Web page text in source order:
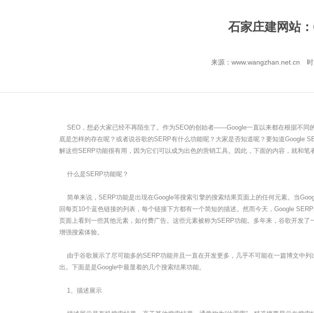
石家庄建网站
来源：www.wangzhan.net.cn
SEO，想必大家已经不再陌生了。作为SEO的创始者——Google一直以来都在根据不同
底是怎样的存在呢？或者说谷歌的SERP有什么功能呢？大家是否知道呢？要知道Google
解这些SERP功能很有用，因为它们可以成为出色的营销工具。因此，下面的内容，就和笔
什么是SERP功能呢？
简单来说，SERP功能是出现在Google等搜索引擎的搜索结果页面上的任何元素。当
回每页10个蓝色链接的列表，每个链接下方都有一个简短的描述。然而今天，Google
页面上看到一些其他元素，如付费广告。这些元素被称为SERP功能。多年来，谷歌开发
增强搜索体验。
由于谷歌展示了尽可能多的SERP功能并且一直在开发更多，几乎不可能在一篇博文中
出。下面是是Google中最显着的几个搜索结果功能。
1、描述展示